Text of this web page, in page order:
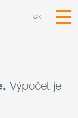
SK
Výpočet je